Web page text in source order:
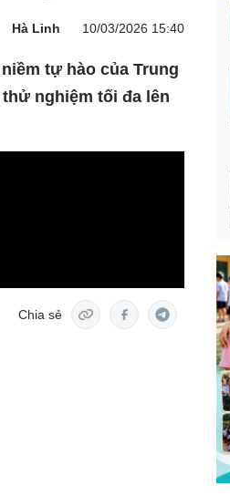
Hà Linh 10/03/2026 15:40
tự hào của Trung
nghiệm tối đa lên
Chia sẻ